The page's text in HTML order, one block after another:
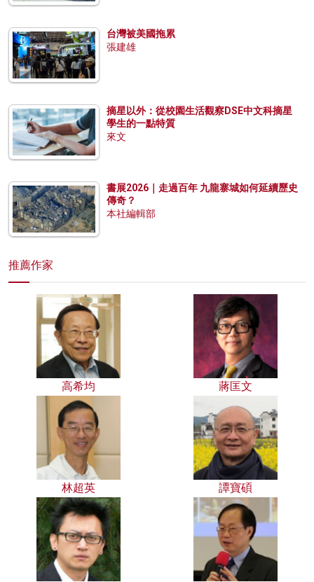
台灣被美國拖累
張建雄
摘星以外：從校園生活觀察DSE中文科摘星
學生的一點特質
來文
書展2026｜走過百年 九龍寨城如何延續歷史
傳奇？
本社編輯部
推薦作家
高希均 蔣匡文
林超英 譚寶碩